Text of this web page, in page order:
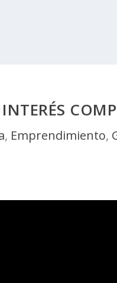
INTERÉS
, Emprendimiento,